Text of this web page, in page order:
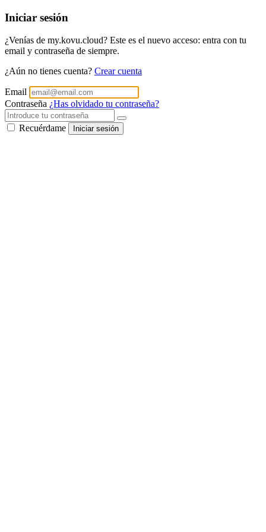
Iniciar sesión
¿Venías de my.kovu.cloud? Este es el nuevo acceso: entra con tu
email y contraseña de siempre.
¿Aún no tienes cuenta? Crear cuenta
Email
Contraseña ¿Has olvidado tu contraseña?
Recuérdame Iniciar sesión